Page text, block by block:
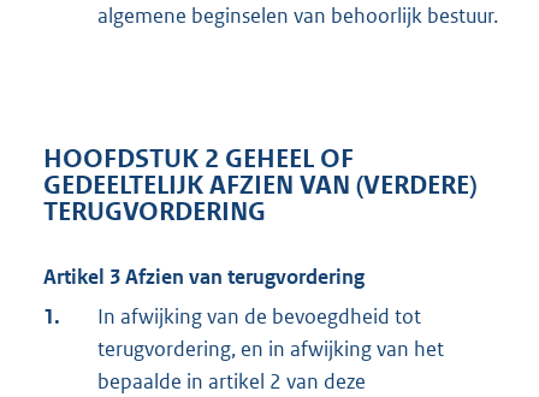
algemene beginselen van behoorlijk bestuur.
HOOFDSTUK 2 GEHEEL OF
GEDEELTELIJK AFZIEN VAN (VERDERE)
TERUGVORDERING
Artikel 3 Afzien van terugvordering
1.
In afwijking van de bevoegdheid tot
terugvordering, en in afwijking van het
bepaalde in artikel 2 van deze